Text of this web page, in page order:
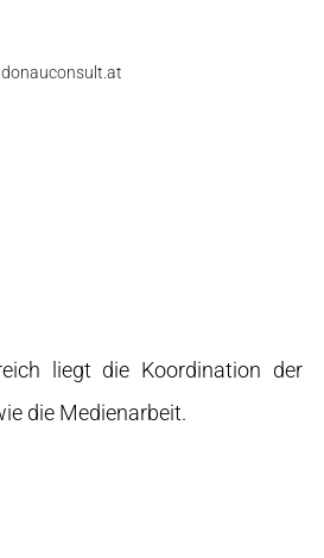
liegt die Koordination der
die Medienarbeit.